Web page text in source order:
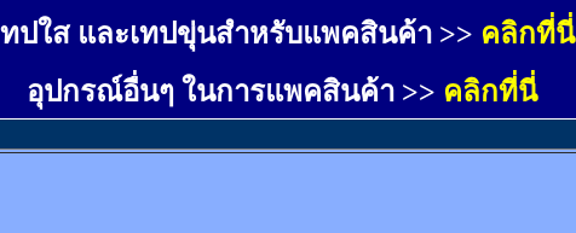
ทปใส และเทปขุ่นสำหรับแพคสินค้า >> คลิกที่นี่
อุปกรณ์อื่นๆ ในการแพคสินค้า >> คลิกที่นี่